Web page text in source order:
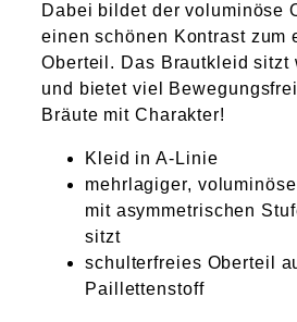
Dabei bildet der voluminöse
einen schönen Kontrast zum
Oberteil. Das Brautkleid sitzt
und bietet viel
Bräute mit Charakter!
Kleid in A-Linie
mehrlagiger,
mit asymmetrischen
sitzt
schulterfreies Oberteil
Paillettenstoff